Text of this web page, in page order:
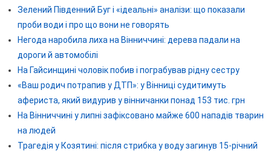
Зелений Південний Буг і «ідеальні» аналізи: що показали
проби води і про що вони не говорять
Негода наробила лиха на Вінниччині: дерева падали на
дороги й автомобілі
На Гайсинщині чоловік побив і пограбував рідну сестру
«Ваш родич потрапив у ДТП»: у Вінниці судитимуть
афериста, який видурив у вінничанки понад 153 тис. грн
На Вінниччині у липні зафіксовано майже 600 нападів тварин
на людей
Трагедія у Козятині: після стрибка у воду загинув 15-річний